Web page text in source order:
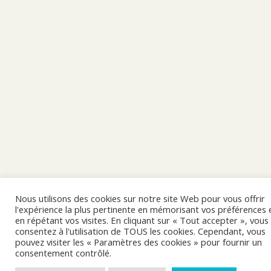
Nous utilisons des cookies sur notre site Web pour vous offrir
l'expérience la plus pertinente en mémorisant vos préférences
en répétant vos visites. En cliquant sur « Tout accepter », vous
consentez à l'utilisation de TOUS les cookies. Cependant, vous
pouvez visiter les « Paramètres des cookies » pour fournir un
consentement contrôlé.